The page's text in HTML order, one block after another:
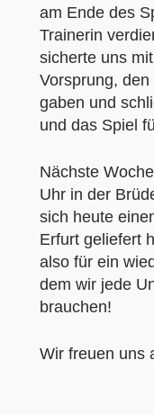
am Ende des
Trainerin
sicherte uns
Vorsprung,
gaben und
und das Spiel
Nächste
Uhr in der
sich heute
Erfurt geliefert
also für ein
dem wir jede
brauchen!
Wir freuen uns